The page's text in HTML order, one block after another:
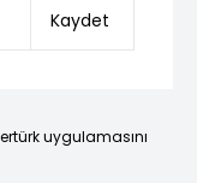
Kaydet
uygulamasını